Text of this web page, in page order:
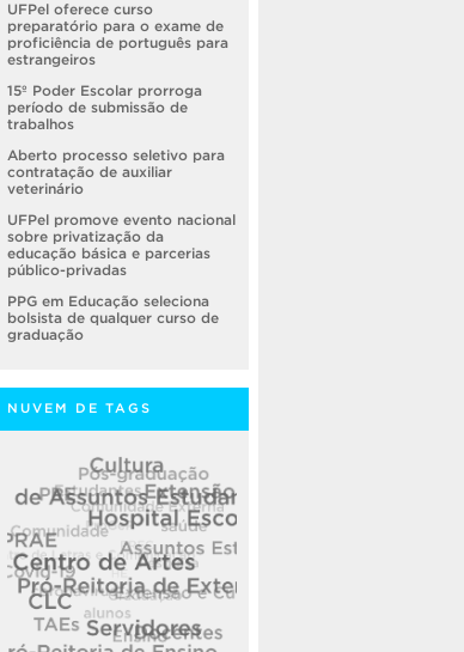
UFPel oferece curso
preparatório para o exame de
proficiência de português para
estrangeiros
15º Poder Escolar prorroga
período de submissão de
trabalhos
Aberto processo seletivo para
contratação de auxiliar
veterinário
UFPel promove evento nacional
sobre privatização da
educação básica e parcerias
público-privadas
PPG em Educação seleciona
bolsista de qualquer curso de
graduação
NUVEM DE TAGS